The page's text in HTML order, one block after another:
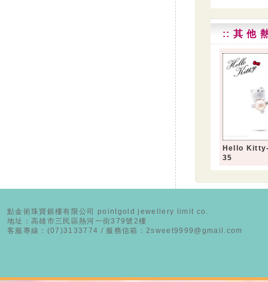
:: 其 他
Hello Kitty-
35
點金術珠寶銀樓有限公司 pointgold jewellery limit co.
地址：高雄市三民區熱河一街379號2樓
客服專線：(07)3133774 / 服務信箱：2sweet9999@gmail.com